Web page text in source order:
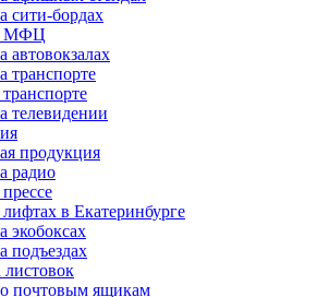
сити-бордах
МФЦ
автовокзалах
транспорте
телевидении
продукция
радио
в Екатеринбурге
экобоксах
подъездах
листовок
почтовым ящикам